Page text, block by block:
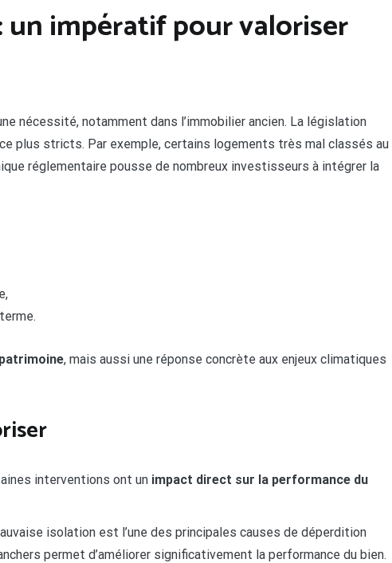
impératif pour valoriser
nécessité, notamment dans l’immobilier ancien. La législation
plus stricts. Par exemple, certains logements très mal classés au
réglementaire pousse de nombreux investisseurs à intégrer la
, mais aussi une réponse concrète aux enjeux climatiques
interventions ont un impact direct sur la performance du
isolation est l’une des principales causes de déperdition
permet d’améliorer significativement la performance du bien.